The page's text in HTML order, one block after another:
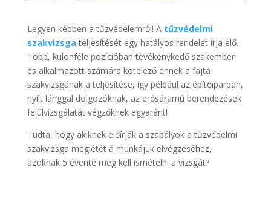
Legyen képben a tűzvédelemről! A tűzvédelmi
szakvizsga teljesítését egy hatályos rendelet írja elő.
Több, különféle pozícióban tevékenykedő szakember
és alkalmazott számára kötelező ennek a fajta
szakvizsgának a teljesítése, így például az építőiparban,
nyílt lánggal dolgozóknak, az erősáramú berendezések
felülvizsgálatát végzőknek egyaránt!
Tudta, hogy akiknek előírják a szabályok a tűzvédelmi
szakvizsga meglétét a munkájuk elvégzéséhez,
azoknak 5 évente meg kell ismételni a vizsgát?